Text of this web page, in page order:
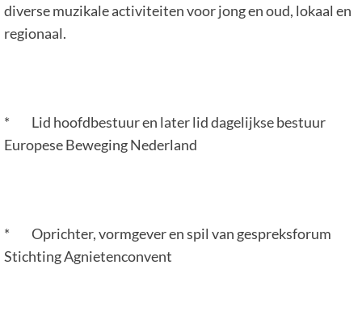
diverse muzikale activiteiten voor jong en oud, lokaal en
regionaal.
* Lid hoofdbestuur en later lid dagelijkse bestuur
Europese Beweging Nederland
* Oprichter, vormgever en spil van gespreksforum
Stichting Agnietenconvent